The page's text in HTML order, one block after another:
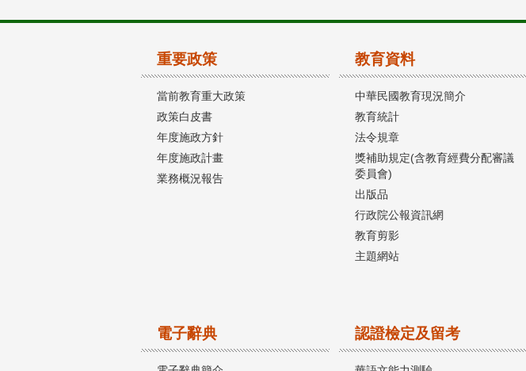
重要政策
當前教育重大政策
政策白皮書
年度施政方針
年度施政計畫
業務概況報告
教育資料
中華民國教育現況簡介
教育統計
法令規章
獎補助規定(含教育經費分配審議
委員會)
出版品
行政院公報資訊網
教育剪影
主題網站
電子辭典 認證檢定及留考